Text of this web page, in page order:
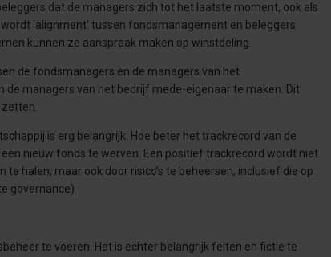
dat de managers zich tot het laatste moment, ook als
‘alignment’ tussen fondsmanagement en beleggers
kunnen ze aanspraak maken op winstdeling.
de fondsmanagers en de managers van het
managers van het bedrijf mede-eigenaar te maken. Dit
is erg belangrijk. Hoe beter het trackrecord van de
nieuw fonds te werven. Een positief trackrecord wordt niet
halen, maar ook door risico’s te beheersen, inclusief die op
governance).
te voeren. Het is echter belangrijk feiten en fictie te